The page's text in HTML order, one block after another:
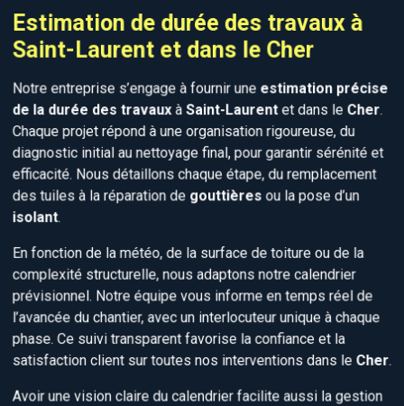
Estimation de durée des travaux à
Saint-Laurent et dans le Cher
Notre entreprise s’engage à fournir une estimation précise
de la durée des travauxà Saint-Laurentet dans leCher
Chaque projet répond à une organisation rigoureuse, du
diagnostic initial au nettoyage final, pour garantir sérénité et
efficacité. Nous détaillons chaque étape, du remplacement
des tuiles à la réparation de gouttières ou la pose d’un
isolant.
En fonction de la météo, de la surface de toiture ou de la
complexité structurelle, nous adaptons notre calendrier
prévisionnel. Notre équipe vous informe en temps réel de
l’avancée du chantier, avec un interlocuteur unique à chaque
phase. Ce suivi transparent favorise la confiance et la
satisfaction client sur toutes nos interventions dans leCher.
Avoir une vision claire du calendrier facilite aussi la gestion